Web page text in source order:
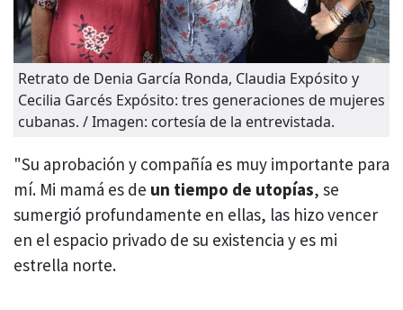
Retrato de Denia García Ronda, Claudia Expósito y
Cecilia Garcés Expósito: tres generaciones de mujeres
cubanas. / Imagen: cortesía de la entrevistada.
"Su aprobación y compañía es muy importante para
mí. Mi mamá es de un tiempo de utopías, se
sumergió profundamente en ellas, las hizo vencer
en el espacio privado de su existencia y es mi
estrella norte.